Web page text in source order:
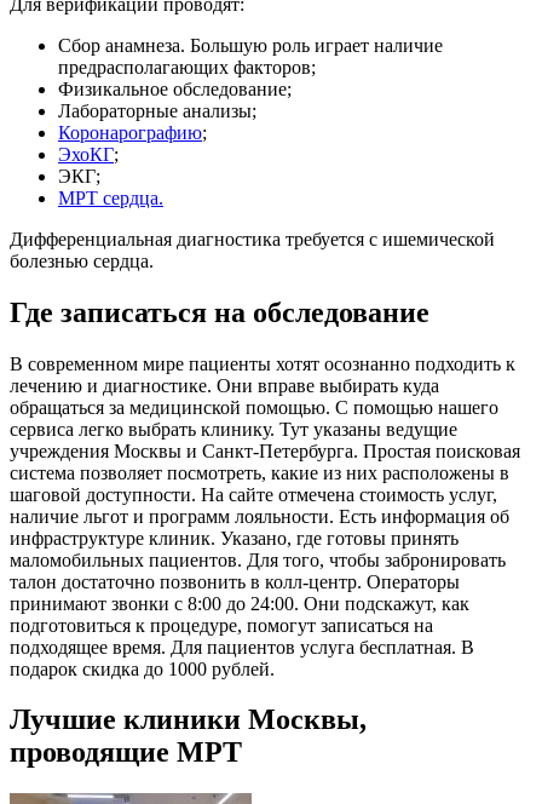
Сбор анамнеза. Большую роль играет наличие
предрасполагающих факторов;
Физикальное обследование;
Лабораторные анализы;
Коронарографию;
ЭхоКГ;
ЭКГ;
МРТ сердца.
Дифференциальная диагностика требуется с ишемической
болезнью сердца.
Где записаться на обследование
В современном мире пациенты хотят осознанно подходить к
лечению и диагностике. Они вправе выбирать куда
обращаться за медицинской помощью. С помощью нашего
сервиса легко выбрать клинику. Тут указаны ведущие
учреждения Москвы и Санкт-Петербурга. Простая поисковая
система позволяет посмотреть, какие из них расположены в
шаговой доступности. На сайте отмечена стоимость услуг,
наличие льгот и программ лояльности. Есть информация об
инфраструктуре клиник. Указано, где готовы принять
маломобильных пациентов. Для того, чтобы забронировать
талон достаточно позвонить в колл-центр. Операторы
принимают звонки с 8:00 до 24:00. Они подскажут, как
подготовиться к процедуре, помогут записаться на
подходящее время. Для пациентов услуга бесплатная. В
подарок скидка до 1000 рублей.
Лучшие клиники Москвы,
проводящие МРТ